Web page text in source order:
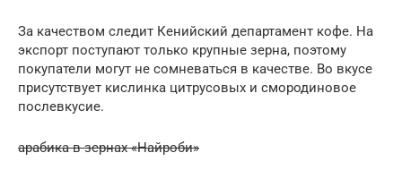
За качеством следит Кенийский департамент кофе. На
экспорт поступают только крупные зерна, поэтому
покупатели могут не сомневаться в качестве. Во вкусе
присутствует кислинка цитрусовых и смородиновое
послевкусие.
арабика в зернах «Найроби»